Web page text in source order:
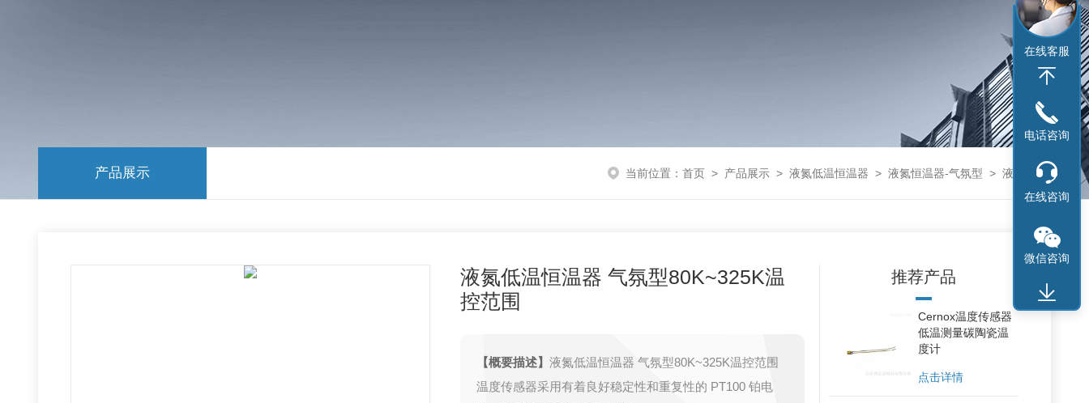
产品展示 当前位置： 首页 > 产品展示 > 液氮低温恒温器 > 液氮恒温器-气氛型 > 液氮低温恒温器 气氛型80K~325K温控范围
液氮低温恒温器 气氛型80K~325K温
控范围
【概要描述】 液氮低温恒温器 气氛型80K~325K温控范围
温度传感器采用有着良好稳定性和重复性的 PT100 铂电
推荐产品
Cernox温度传感器
低温测量碳陶瓷温
度计
点击详情
在线客服
电话咨询
在线咨询
微信咨询